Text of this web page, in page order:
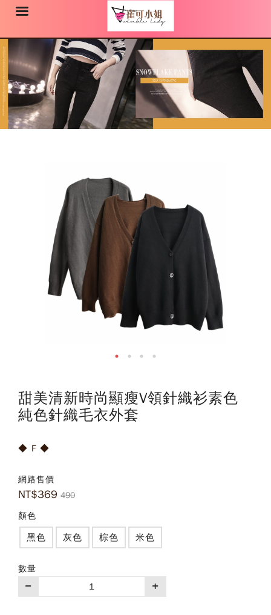
甜美清新時尚顯瘦V領針織衫素色
純色針織毛衣外套
◆ F ◆
網路售價
NT$369 490
顏色
黑色 灰色 棕色 米色
數量